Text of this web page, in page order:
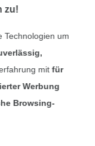
zu!
Technologien um
mitfür
Werbung
Browsing-